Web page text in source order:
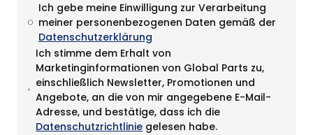
Ich gebe meine Einwilligung zur Verarbeitung
meiner personenbezogenen Daten gemäß der
Datenschutzerklärung
Ich stimme dem Erhalt von
Marketinginformationen von Global Parts zu,
einschließlich Newsletter, Promotionen und
Angebote, an die von mir angegebene E-Mail-
Adresse, und bestätige, dass ich die
Datenschutzrichtlinie gelesen habe.